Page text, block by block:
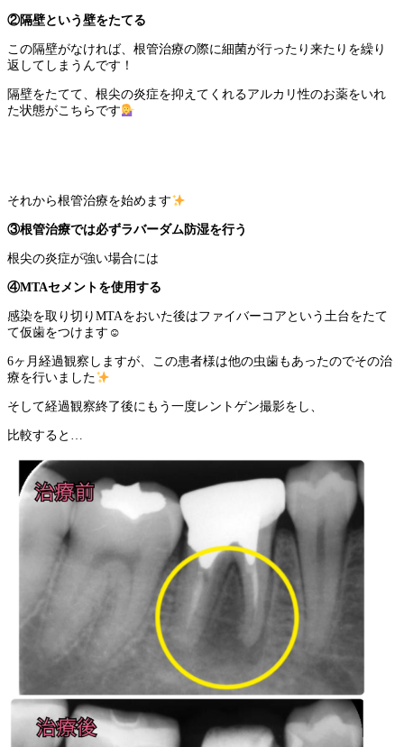
②隔壁という壁をたてる
この隔壁がなければ、根管治療の際に細菌が行ったり来たりを繰り
返してしまうんです！
隔壁をたてて、根尖の炎症を抑えてくれるアルカリ性のお薬をいれ
た状態がこちらです
それから根管治療を始めます
③根管治療では必ずラバーダム防湿を行う
根尖の炎症が強い場合には
④MTAセメントを使用する
感染を取り切り MTAをおいた後はファイバーコアという土台をたて
て仮歯をつけます ☺︎
6ヶ月経過観察しますが、この患者様は他の虫歯もあったのでその治
療を行いました
そして経過観察終了後にもう一度レントゲン撮影をし、
比較すると …